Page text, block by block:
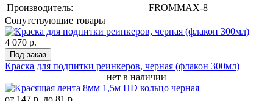
Производитель:
FROMMAX-8
Сопутствующие товары
4 070 р.
Под заказ
Краска для подпитки реинкеров, черная (флакон 300мл)
нет в наличии
от 147 р. до 81 р.